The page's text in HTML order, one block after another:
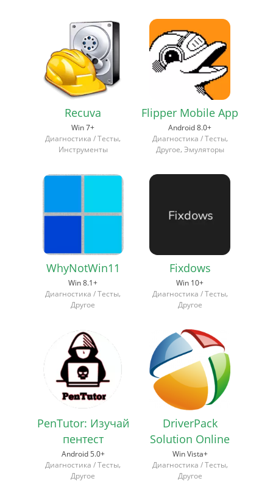
Recuva
Win 7+
Диагностика / Тесты,
Инструменты
Flipper Mobile App
Android 8.0+
Диагностика / Тесты,
Другое, Эмуляторы
WhyNotWin11
Win 8.1+
Диагностика / Тесты,
Другое
Fixdows
Win 10+
Диагностика / Тесты,
Другое
PenTutor: Изучай
пентест
Android 5.0+
Диагностика / Тесты,
Другое
DriverPack
Solution Online
Win Vista+
Диагностика / Тесты,
Другое